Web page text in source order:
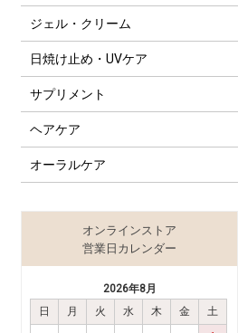
ジェル・クリーム
日焼け止め・UVケア
サプリメント
ヘアケア
オーラルケア
オンラインストア
営業日カレンダー
2026年8月
日
月 火 水 木 金
土